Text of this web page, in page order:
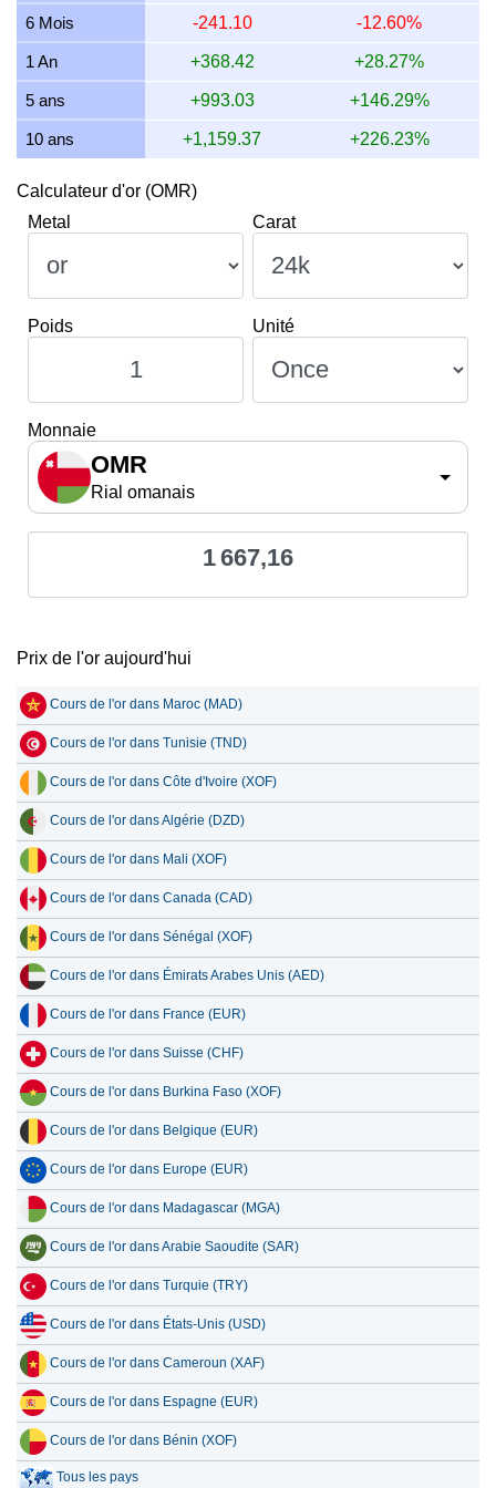
10 juillet 2026 1,575.80 50.66 46.41 38.00
9 juillet 2026 1,588.81 51.08 46.79 38.31
6 Mois -241.10 -12.60%
1 An +368.42 +28.27%
5 ans +993.03 +146.29%
10 ans +1,159.37 +226.23%
Calculateur d'or (OMR)
Metal
Carat
Poids Unité
Monnaie
OMR
Rial omanais
1 667,16
Prix de l'or aujourd'hui
Cours de l'or dans Maroc (MAD)
Cours de l'or dans Tunisie (TND)
Cours de l'or dans Côte d'Ivoire (XOF)
Cours de l'or dans Algérie (DZD)
Cours de l'or dans Mali (XOF)
Cours de l'or dans Canada (CAD)
Cours de l'or dans Sénégal (XOF)
Cours de l'or dans Émirats Arabes Unis (AED)
Cours de l'or dans France (EUR)
Cours de l'or dans Suisse (CHF)
Cours de l'or dans Burkina Faso (XOF)
Cours de l'or dans Belgique (EUR)
Cours de l'or dans Europe (EUR)
Cours de l'or dans Madagascar (MGA)
Cours de l'or dans Arabie Saoudite (SAR)
Cours de l'or dans Turquie (TRY)
Cours de l'or dans États-Unis (USD)
Cours de l'or dans Cameroun (XAF)
Cours de l'or dans Espagne (EUR)
Cours de l'or dans Bénin (XOF)
Tous les pays